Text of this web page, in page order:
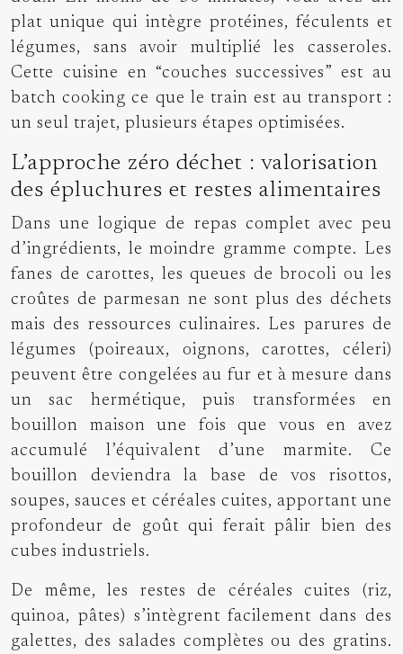
plat unique qui intègre protéines, féculents et
légumes, sans avoir multiplié les casseroles.
Cette cuisine en “couches successives” est au
batch cooking ce que le train est au transport :
un seul trajet, plusieurs étapes optimisées.
L’approche zéro déchet : valorisation
des épluchures et restes alimentaires
Dans une logique de repas complet avec peu
d’ingrédients, le moindre gramme compte. Les
fanes de carottes, les queues de brocoli ou les
croûtes de parmesan ne sont plus des déchets
mais des ressources culinaires. Les parures de
légumes (poireaux, oignons, carottes, céleri)
peuvent être congelées au fur et à mesure dans
un sac hermétique, puis transformées en
bouillon maison une fois que vous en avez
accumulé l’équivalent d’une marmite. Ce
bouillon deviendra la base de vos risottos,
soupes, sauces et céréales cuites, apportant une
profondeur de goût qui ferait pâlir bien des
cubes industriels.
De même, les restes de céréales cuites (riz,
quinoa, pâtes) s’intègrent facilement dans des
galettes, des salades complètes ou des gratins.